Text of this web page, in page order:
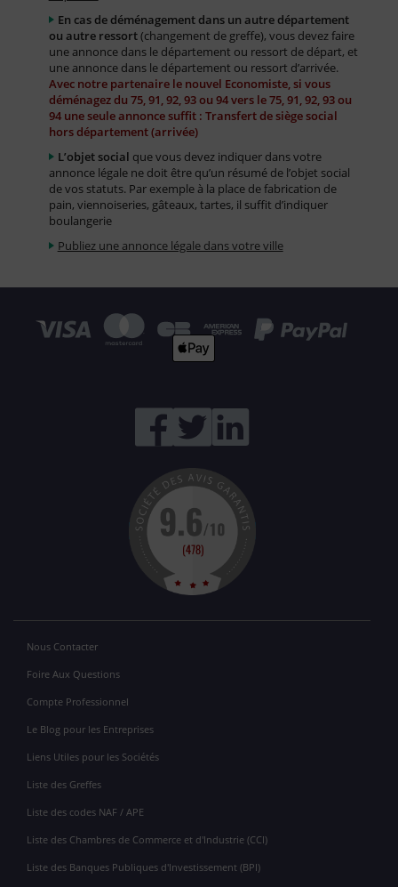
En cas de déménagement dans un autre département
ou autre ressort(changement de greffe), vous devez faire
une annonce dans le département ou ressort de départ, et
une annonce dans le département ou ressort d’arrivée.
Avec notre partenaire le nouvel Economiste, si vous
déménagez du 75, 91, 92, 93 ou 94 vers le 75, 91, 92, 93 ou
94 une seule annonce suffit : Transfert de siège social
hors département (arrivée)
L’objet social que vous devez indiquer dans votre
annonce légale ne doit être qu’un résumé de l’objet social
de vos statuts. Par exemple à la place de fabrication de
pain, viennoiseries, gâteaux, tartes, il suffit d’indiquer
boulangerie
Publiez une annonce légale dans votre ville
Nous Contacter
Foire Aux Questions
Compte Professionnel
Le Blog pour les Entreprises
Liens Utiles pour les Sociétés
Liste des Greffes
Liste des codes NAF / APE
Liste des Chambres de Commerce et d'Industrie (CCI)
Liste des Banques Publiques d'Investissement (BPI)